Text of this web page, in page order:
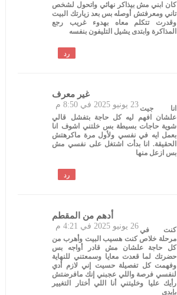
كان ابني مش بيذاكر نهائي واتحول لشخص
تاني ومعرفتش أوصله بس بعد زيارتك البيت
وقدرت تتكلم معاه بهدوء غريب رجع
المذاكرة وابتدى يشيل التليفون بنفسه
رد
غير معرف
23 يونيو 2025 في 8:50 مانا جيت
علشان افهم ليه كل حاجة بتفشل قالي
شوية حاجات بسيطة بس خلتني اشوف انا
بعمل ايه في نفسي ولأول مرة ماكرهتش
الحقيقة. انا بدأت اشتغل على نفسي مش
بس ازعل منها
رد
أدهم من المقطم
26 يونيو 2025 في 4:21 م كنت في
مرحلة خلاص كنت هسيب البيت وأهرب من
كل حاجة علشان مش قادر أواجه بس
حضرتك لما قعدت معايا وسمعتني للنهاية
وفهمت كل تفصيلة حسيت إني لازم أدي
لنفسي فرصة واللي عجبني إنك مافرضتش
رأيك عليا وخليتني أنا اللي أختار التغيير
بإيدي